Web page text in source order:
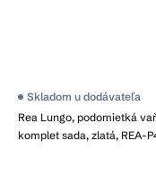
Rea Lungo, podomietká
komplet sada, zlatá, REA-
Skladom u dodávateľa